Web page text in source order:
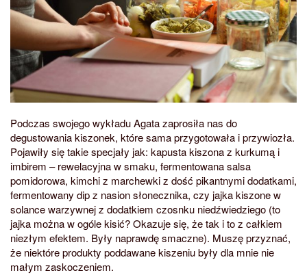
Podczas swojego wykładu Agata zaprosiła nas do
degustowania kiszonek, które sama przygotowała i przywiozła.
Pojawiły się takie specjały jak: kapusta kiszona z kurkumą i
imbirem – rewelacyjna w smaku, fermentowana salsa
pomidorowa, kimchi z marchewki z dość pikantnymi dodatkami,
fermentowany dip z nasion słonecznika, czy jajka kiszone w
solance warzywnej z dodatkiem czosnku niedźwiedziego (to
jajka można w ogóle kisić? Okazuje się, że tak i to z całkiem
niezłym efektem. Były naprawdę smaczne). Muszę przyznać,
że niektóre produkty poddawane kiszeniu były dla mnie nie
małym zaskoczeniem.